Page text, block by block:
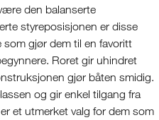
den balanserte
styreposisjonen er disse
som gjør dem til en favoritt
Roret gir uhindret
gjør båten smidig.
og gir enkel tilgang fra
et utmerket valg for dem som